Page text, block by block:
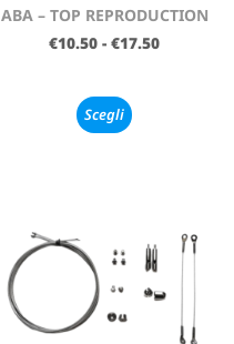
ABA – TOP REPRODUCTION
€10.50 - €17.50
Scegli